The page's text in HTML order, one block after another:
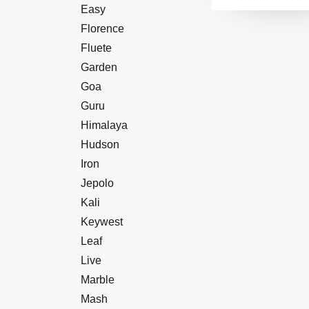
Easy
Florence
Fluete
Garden
Goa
Guru
Himalaya
Hudson
Iron
Jepolo
Kali
Keywest
Leaf
Live
Marble
Mash